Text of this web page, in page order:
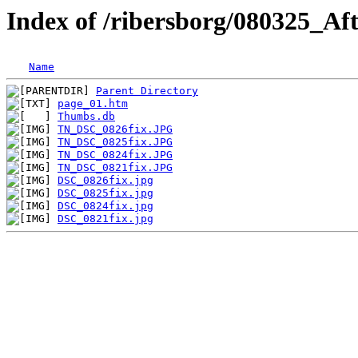
Index of /ribersborg/
Name
Parent Directory
page_01.htm
Thumbs.db
TN_DSC_0826fix.JPG
TN_DSC_0825fix.JPG
TN_DSC_0824fix.JPG
TN_DSC_0821fix.JPG
DSC_0826fix.jpg
DSC_0825fix.jpg
DSC_0824fix.jpg
DSC_0821fix.jpg